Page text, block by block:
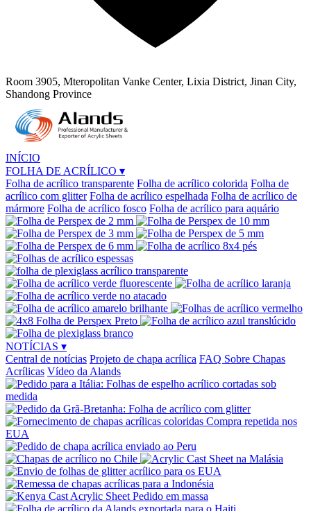
Room 3905, Mteropolitan Vanke Center, Lixia District, Jinan City,
Shandong Province
INÍCIO
FOLHA DE ACRÍLICO ▾
Folha de acrílico transparente Folha de acrílico colorida Folha de
acrílico com glitter Folha de acrílico espelhada Folha de acrílico de
mármore Folha de acrílico fosco Folha de acrílico para aquário
NOTÍCIAS ▾
Central de notícias Projeto de chapa acrílica FAQ Sobre Chapas
Acrílicas Vídeo da Alands